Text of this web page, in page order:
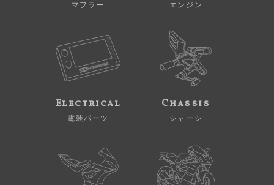
マフラー エンジン
Electrical
電装パーツ
Chassis
シャーシ